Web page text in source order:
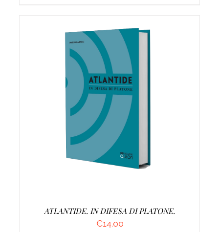
AGGIUNGI AL CARRELLO /
ATLANTIDE. IN DIFESA DI PLATONE.
€14.00